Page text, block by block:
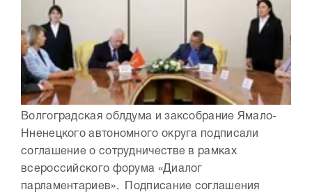
Волгоградская облдума и заксобрание Ямало-
Нненецкого автономного округа подписали
соглашение о сотрудничестве в рамках
всероссийского форума «Диалог
парламентариев». Подписание соглашения